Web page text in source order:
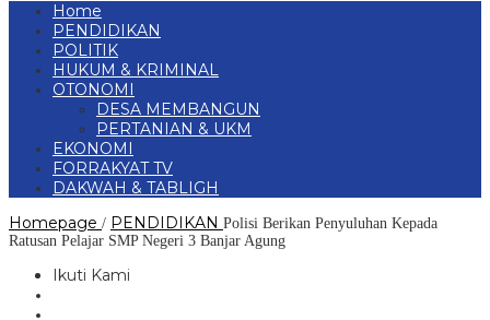
Home
PENDIDIKAN
POLITIK
HUKUM & KRIMINAL
OTONOMI
DESA MEMBANGUN
PERTANIAN & UKM
EKONOMI
FORRAKYAT TV
DAKWAH & TABLIGH
Homepage / PENDIDIKAN Polisi Berikan Penyuluhan Kepada
Ratusan Pelajar SMP Negeri 3 Banjar Agung
Ikuti Kami